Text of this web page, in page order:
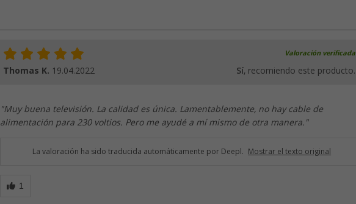
Valoración verificada
Thomas K. 19.04.2022 Sí, recomiendo este producto.
"Muy buena televisión. La calidad es única. Lamentablemente, no hay cable de
alimentación para 230 voltios. Pero me ayudé a mí mismo de otra manera."
La valoración ha sido traducida automáticamente por Deepl. Mostrar el texto original